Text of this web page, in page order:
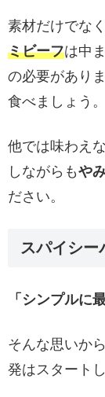
素材だけでな
ミビーフは中
の必要があり
食べましょう。
他では味わえ
しながらもや
ださい。
スパイシー
「シンプルに
そんな思いか
発はスタート